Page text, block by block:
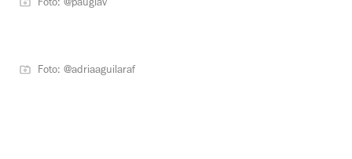
Foto: @pauglav
Foto: @adriaaguilaraf